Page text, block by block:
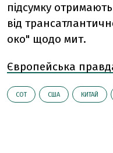
підсумку
від
око" щодо мит.
Європейська
СОТ США КИТАЙ